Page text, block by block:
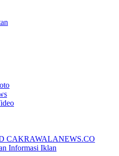
CAKRAWALANEWS.CO
Informasi Iklan